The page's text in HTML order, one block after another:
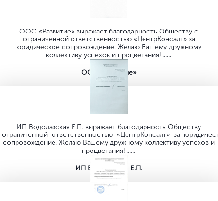
ООО «Развитие» выражает благодарность Обществу с
ограниченной ответственностью «ЦентрКонсалт» за
юридическое сопровождение. Желаю Вашему дружному
коллективу успехов и процветания! ...
ООО «Развитие»
ИП Водолазская Е.П. выражает благодарность Обществу
ограниченной ответственностью «ЦентрКонсалт» за
сопровождение. Желаю Вашему дружному коллективу успехов и
процветания! ...
ИП Водолазская Е.П.